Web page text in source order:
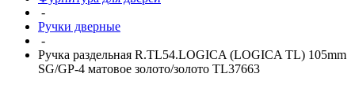
-
Ручки дверные
-
Ручка раздельная R.TL54.LOGICA (LOGICA TL) 105mm
SG/GP-4 матовое золото/золото TL37663